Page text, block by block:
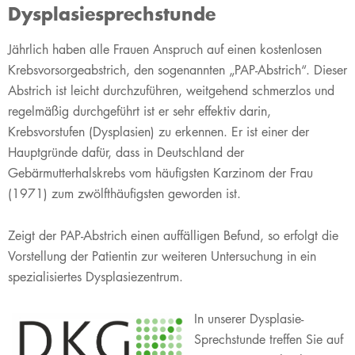
Dysplasiesprechstunde
​​Jährlich haben alle Frauen Anspruch auf einen kostenlosen
Krebsvorsorgeabstrich, den sogenannten „PAP-Abstrich“. Dieser
Abstrich ist leicht durchzuführen, weitgehend schmerzlos und
regelmäßig durchgeführt ist er sehr effektiv darin,
Krebsvorstufen (Dysplasien) zu erkennen. Er ist einer der
Hauptgründe dafür, dass in Deutschland der
Gebärmutterhalskrebs vom häufigsten Karzinom der Frau
(1971) zum zwölfthäufigsten geworden ist.
Zeigt der PAP-Abstrich einen auffälligen Befund, so erfolgt die
Vorstellung der Patientin zur weiteren Untersuchung in ein
spezialisiertes Dysplasiezentrum.
In unserer Dysplasie-
Sprechstunde treffen Sie auf